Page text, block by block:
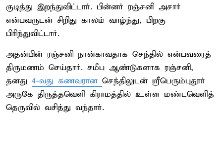
குடித்து இறந்துவிட்டார். பின்னர் ரஞ்சனி அசார்
என்பவருடன் சிறிது காலம் வாழ்ந்து, பிறகு
பிரிந்துவிட்டார்.
அதன்பின் ரஞ்சனி நான்காவதாக செந்தில் என்பவரைத்
திருமணம் செய்தார். சமீப ஆண்டுகளாக ரஞ்சனி,
தனது 4-வது கணவரான செந்திலுடன் ஸ்ரீபெரும்புதூர்
அருகே திருத்தவெளி கிராமத்தில் உள்ள மண்டவெளித்
தெருவில் வசித்து வந்தார்.